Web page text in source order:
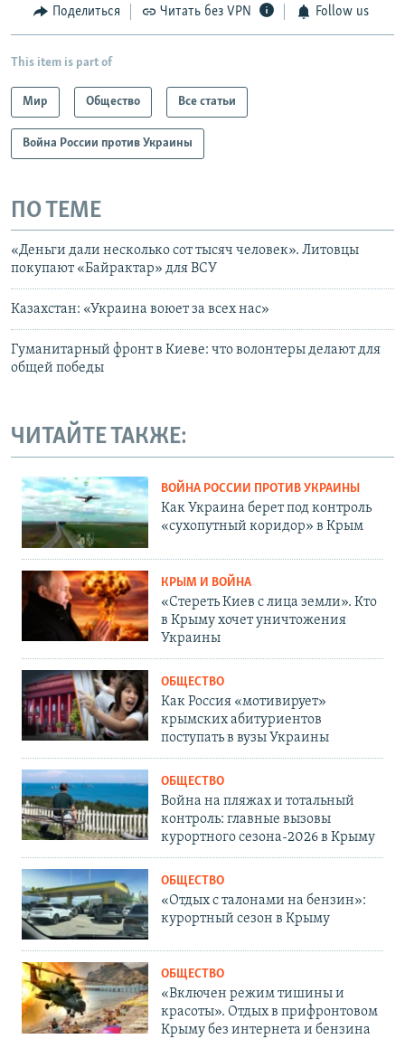
Поделиться Читать без VPN Follow us
This item is part of
Мир Общество Все статьи
Война России против Украины
ПО ТЕМЕ
«Деньги дали несколько сот тысяч человек». Литовцы
покупают «Байрактар» для ВСУ
Казахстан: «Украина воюет за всех нас»
Гуманитарный фронт в Киеве: что волонтеры делают для
общей победы
ЧИТАЙТЕ ТАКЖЕ:
ВОЙНА РОССИИ ПРОТИВ УКРАИНЫ
Как Украина берет под контроль
«сухопутный коридор» в Крым
КРЫМ И ВОЙНА
«Стереть Киев с лица земли». Кто
в Крыму хочет уничтожения
Украины
ОБЩЕСТВО
Как Россия «мотивирует»
крымских абитуриентов
поступать в вузы Украины
ОБЩЕСТВО
Война на пляжах и тотальный
контроль: главные вызовы
курортного сезона-2026 в Крыму
ОБЩЕСТВО
«Отдых с талонами на бензин»:
курортный сезон в Крыму
ОБЩЕСТВО
«Включен режим тишины и
красоты». Отдых в прифронтовом
Крыму без интернета и бензина